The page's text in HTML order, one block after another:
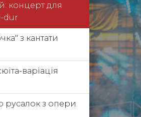
концерт для
dur
з кантати
варіація
русалок з опери